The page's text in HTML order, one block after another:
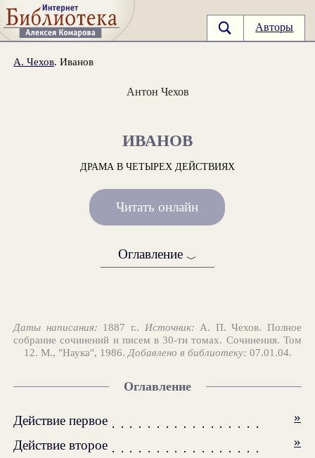
Авторы
А. Чехов. Иванов
Антон Чехов
ИВАНОВ
ДРАМА В ЧЕТЫРЕХ ДЕЙСТВИЯХ
Читать онлайн
Оглавление ﹀
Даты написания: 1887 г.. Источник: А. П. Чехов. Полное
собрание сочинений и писем в 30-ти томах. Сочинения. Том
12. М., "Наука", 1986. Добавлено в библиотеку: 07.01.04.
Оглавление
Действие первое
»
Действие второе
»